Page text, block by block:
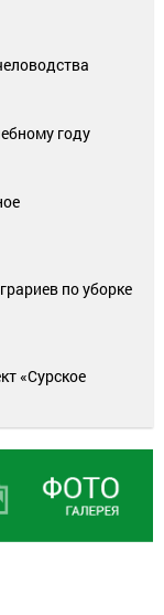
году
по уборке
«Сурское